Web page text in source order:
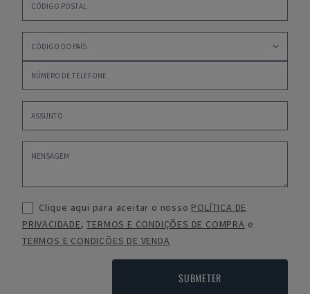
Clique aqui para aceitar o nosso POLÍTICA DE
PRIVACIDADE,TERMOS E CONDIÇÕES DE COMPRA e
TERMOS E CONDIÇÕES DE VENDA
SUBMETER